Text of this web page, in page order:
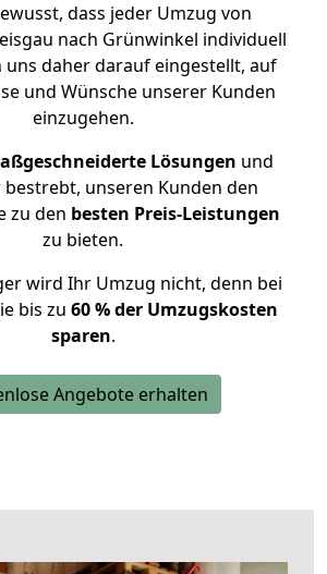
dass jeder Umzug von
nach Grünwinkel individuell
uns daher darauf eingestellt, auf
und Wünsche unserer Kunden
einzugehen.
Lösungen und
unseren Kunden den
zu den besten Preis-Leistungen
zu bieten.
wird Ihr Umzug nicht, denn bei
bis zu 60 % der Umzugskosten
sparen.
Angebote erhalten